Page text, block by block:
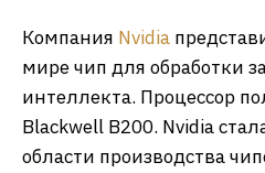
Компания Nvidia
мире чип для обработки
интеллекта. Процессор
Blackwell B200. Nvidia
области производства